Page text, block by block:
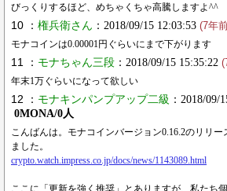
びっくりするほど、めちゃくちゃ高騰しますよ^^
10 ： 権兵衛さん ：2018/09/15 12:03:53 (7年
モナコインは0.00001円ぐらいにまで下がります
11 ： モナちゃん三段 ：2018/09/15 15:35:22
年末1万ぐらいになって欲しい
12 ： モナキンパンプアップ二級 ：2018/09/
0MONA/0人
こんばんは。モナコインバージョン0.16.2のリリ
ました。
crypto.watch.impress.co.jp/docs/news/1143089.html
ここに「更新を強く推奨」とありますが、私たち